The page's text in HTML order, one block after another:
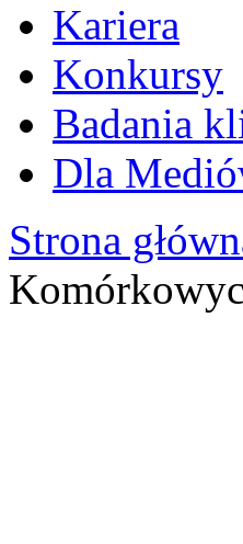
Kariera
Konkursy
Badania
Dla
Strona